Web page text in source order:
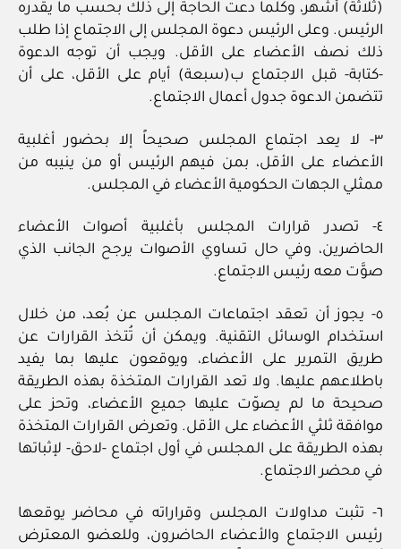
(ثلاثة) أشهر، وكلما دعت الحاجة إلى ذلك بحسب ما يقدره
الرئيس. وعلى الرئيس دعوة المجلس إلى الاجتماع إذا طلب
ذلك نصف الأعضاء على الأقل. ويجب أن توجه الدعوة
-كتابة- قبل الاجتماع ب(سبعة) أيام على الأقل، على أن
تتضمن الدعوة جدول أعمال الاجتماع.
٣- لا يعد اجتماع المجلس صحيحاً إلا بحضور أغلبية
الأعضاء على الأقل، بمن فيهم الرئيس أو من ينيبه من
ممثلي الجهات الحكومية الأعضاء في المجلس.
٤- تصدر قرارات المجلس بأغلبية أصوات الأعضاء
الحاضرين، وفي حال تساوي الأصوات يرجح الجانب الذي
صوَّت معه رئيس الاجتماع.
٥- يجوز أن تعقد اجتماعات المجلس عن بُعد، من خلال
استخدام الوسائل التقنية. ويمكن أن تُتخذ القرارات عن
طريق التمرير على الأعضاء، ويوقعون عليها بما يفيد
باطلاعهم عليها. ولا تعد القرارات المتخذة بهذه الطريقة
صحيحة ما لم يصوّت عليها جميع الأعضاء، وتحز على
موافقة ثلثي الأعضاء على الأقل. وتعرض القرارات المتخذة
بهذه الطريقة على المجلس في أول اجتماع -لاحق- لإثباتها
في محضر الاجتماع.
٦- تثبت مداولات المجلس وقراراته في محاضر يوقعها
رئيس الاجتماع والأعضاء الحاضرون، وللعضو المعترض